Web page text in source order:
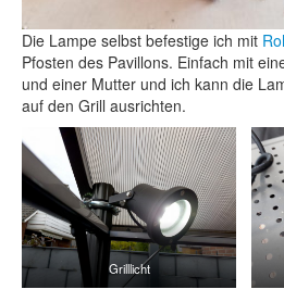
Die Lampe selbst befestige ich mit
Pfosten des Pavillons. Einfach mit
und einer Mutter und ich kann die
auf den Grill ausrichten.
Grilllicht